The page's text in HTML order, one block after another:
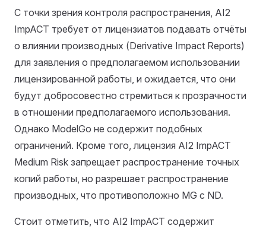
С точки зрения контроля распространения, AI2
ImpACT требует от лицензиатов подавать отчёты
о влиянии производных (Derivative Impact Reports)
для заявления о предполагаемом использовании
лицензированной работы, и ожидается, что они
будут добросовестно стремиться к прозрачности
в отношении предполагаемого использования.
Однако ModelGo не содержит подобных
ограничений. Кроме того, лицензия AI2 ImpACT
Medium Risk запрещает распространение точных
копий работы, но разрешает распространение
производных, что противоположно MG с ND.
Стоит отметить, что AI2 ImpACT содержит